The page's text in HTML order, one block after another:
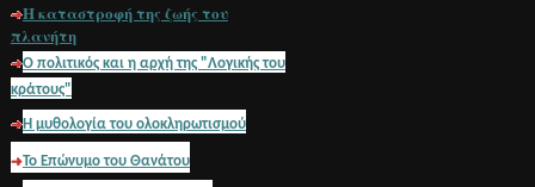
Η καταστροφή της ζωής του
πλανήτη
O πολιτικός και η αρχή της "Λογικής του
κράτους"
Η μυθολογία του ολοκληρωτισμού
Το Επώνυμο του Θανάτου